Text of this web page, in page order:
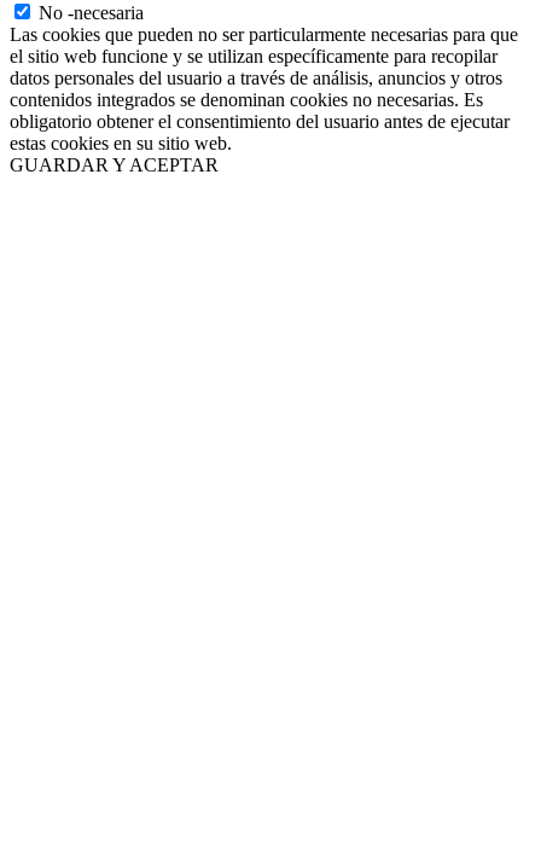
No -necesaria
Las cookies que pueden no ser particularmente necesarias para que
el sitio web funcione y se utilizan específicamente para recopilar
datos personales del usuario a través de análisis, anuncios y otros
contenidos integrados se denominan cookies no necesarias. Es
obligatorio obtener el consentimiento del usuario antes de ejecutar
estas cookies en su sitio web.
GUARDAR Y ACEPTAR